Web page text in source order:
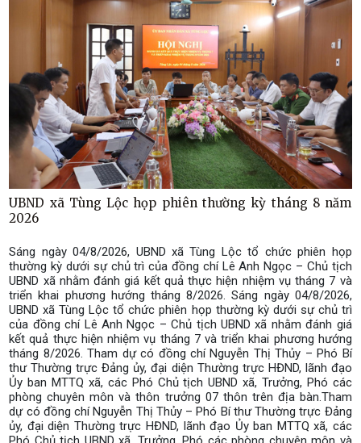
UBND xã Tùng Lộc họp phiên thường kỳ tháng 8 năm
2026
Sáng ngày 04/8/2026, UBND xã Tùng Lộc tổ chức phiên họp
thường kỳ dưới sự chủ trì của đồng chí Lê Anh Ngọc – Chủ tịch
UBND xã nhằm đánh giá kết quả thực hiện nhiệm vụ tháng 7 và
triển khai phương hướng tháng 8/2026. Sáng ngày 04/8/2026,
UBND xã Tùng Lộc tổ chức phiên họp thường kỳ dưới sự chủ trì
của đồng chí Lê Anh Ngọc – Chủ tịch UBND xã nhằm đánh giá
kết quả thực hiện nhiệm vụ tháng 7 và triển khai phương hướng
tháng 8/2026. ​Tham dự có đồng chí Nguyễn Thị Thủy – Phó Bí
thư Thường trực Đảng ủy, đại diện Thường trực HĐND, lãnh đạo
Ủy ban MTTQ xã, các Phó Chủ tịch UBND xã, Trưởng, Phó các
phòng chuyên môn và thôn trưởng 07 thôn trên địa bàn.​Tham
dự có đồng chí Nguyễn Thị Thủy – Phó Bí thư Thường trực Đảng
ủy, đại diện Thường trực HĐND, lãnh đạo Ủy ban MTTQ xã, các